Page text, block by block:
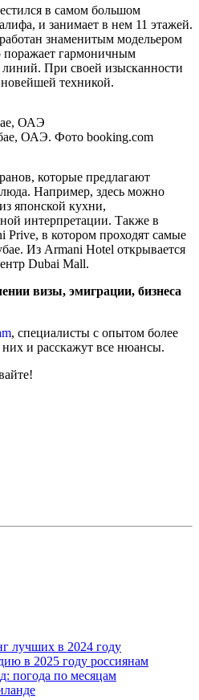
в самом большом
и занимает в нем 11 этажей.
знаменитым модельером
гармоничным
При своей изысканности
техникой.
ОАЭ. Фото booking.com
которые предлагают
Например, здесь можно
японской кухни,
интерпретации. Также в
Prive, в котором проходят самые
Из Armani Hotel открывается
Dubai Mall.
визы, эмиграции, бизнеса
, специалисты с опытом более
них и расскажут все нюансы.
лучших в 2024 году
в 2025 году россиянам
погода по месяцам